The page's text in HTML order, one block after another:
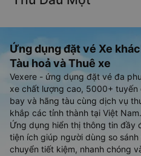
Ứng dụng đặt vé Xe
Tàu hoả và Thuê xe
Vexere - ứng dụng đặt vé đa
xe chất lượng cao, 5000+
bay và hãng tàu cùng dịch vụ
khắp các tỉnh thành tại Việt Nam.
Ứng dụng hiển thị thông tin đầy
tiện ích giúp người dùng so
chuyển tiết kiệm, nhanh chóng